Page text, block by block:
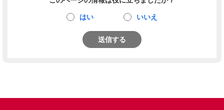
はい いいえ
送信する